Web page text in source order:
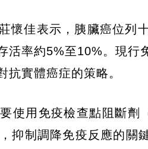
懷佳表示，胰臟癌位列
活率約5%至10%。現行
實體癌症的策略。
使用免疫檢查點阻斷
抑制調降免疫反應的